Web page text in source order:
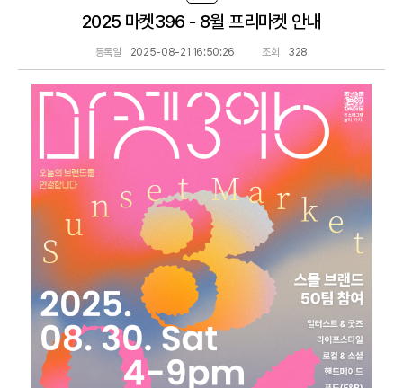
2025 마켓396 - 8월 프리마켓 안내
등록일 2025-08-21 16:50:26 조회 328